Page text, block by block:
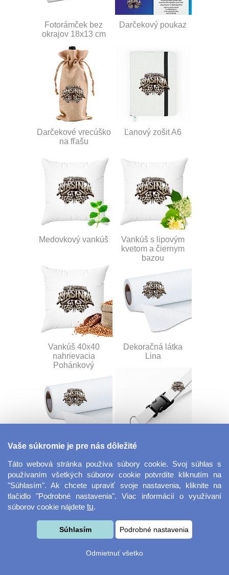
Fotorámček bez
okrajov 18x13 cm
Darčekový poukaz
Darčekové vrecúško
na fľašu
Ľanový zošit A6
Medovkový vankúš
Vankúš s lipovým
kvetom a čiernym
bazou
Vankúš 40x40
nahrievacia
Pohánkový
Dekoračná látka
Lina
Miranda
prackou
Vaše súkromie je pre nás dôležité
Táto webová stránka používa súbory cookie. Svoj súhlas s
používaním všetkých súborov cookie potvrdíte kliknutím na
"Súhlasím". Ak chcete upraviť svoje nastavenia, kliknite na
tlačidlo "Podrobné nastavenia". Viac informácií o využívaní
súborov cookie nájdete tu.
Súhlasím Podrobné nastavenia
Odmietnuť všetko